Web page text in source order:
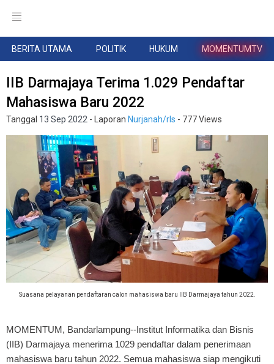
BERITA UTAMA POLITIK HUKUM MOMENTUMTV
IIB Darmajaya Terima 1.029 Pendaftar
Mahasiswa Baru 2022
Tanggal 13 Sep 2022 - Laporan Nurjanah/rls - 777 Views
Suasana pelayanan pendaftaran calon mahasiswa baru IIB Darmajaya tahun 2022.
MOMENTUM, Bandarlampung--Institut Informatika dan Bisnis
(IIB) Darmajaya menerima 1029 pendaftar dalam penerimaan
mahasiswa baru tahun 2022. Semua mahasiswa siap mengikuti